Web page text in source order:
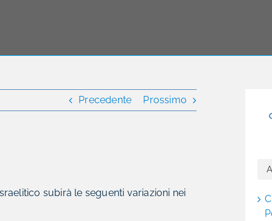
Precedente Prossimo
subirà le seguenti variazioni nei